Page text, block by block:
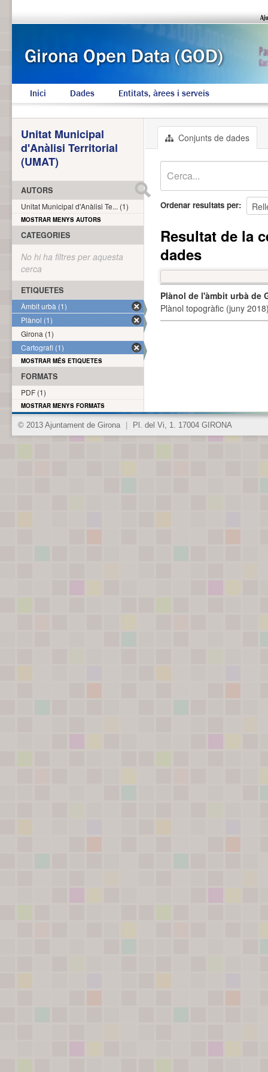
Inici Dades Entitats, àrees i serveis
Conjunts de dades
Ordenar resultats per
Resultat de la
dades
Plànol de l'àmbit urbà de
Plànol topogràfic (juny
Unitat Municipal
d'Anàlisi Territorial
(UMAT)
AUTORS
Unitat Municipal d'Anàlisi Te... (1)
MOSTRAR MENYS AUTORS
CATEGORIES
No hi ha filtres per aquesta
cerca
ETIQUETES
Àmbit urbà (1)
Plànol (1)
Girona (1)
Cartografi (1)
MOSTRAR MÉS ETIQUETES
FORMATS
PDF (1)
MOSTRAR MENYS FORMATS
© 2013 Ajuntament de Girona Pl. del Vi, 1. 17004 GIRONA